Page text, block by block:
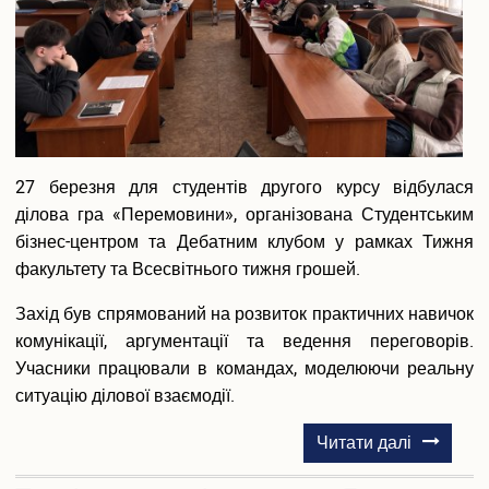
Вакантні посади
Акредитація
Внутрішня система забезпечення якості освіти
Етика, академічна доброчесність та антикорупційна
політика
Гендерна політика Університету
Газета ХУУП імені Леоніда Юзькова GAUDEAMUS
Меморіал пам'яті
Безпека освітнього середовища
Фотогалерея
Приймальна комісія
Відомості про провадження освітньої діяльності
Правила прийому в ХУУП імені Леоніда Юзькова
Кількість бюджетних місць регіонального замовлення
Вартість навчання на контрактній основі
Освітні програми
27 березня для студентів другого курсу відбулася
ділова гра «Перемовини», організована Студентським
бізнес-центром та Дебатним клубом у рамках Тижня
факультету та Всесвітнього тижня грошей.
Захід був спрямований на розвиток практичних навичок
комунікації, аргументації та ведення переговорів.
Учасники працювали в командах, моделюючи реальну
ситуацію ділової взаємодії.
Читати далі про
Ділова